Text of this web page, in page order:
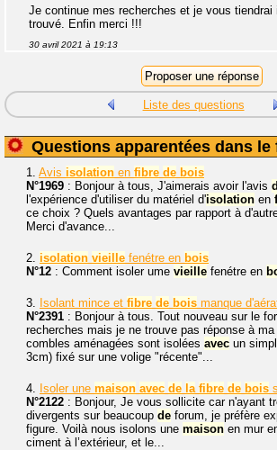
Je continue mes recherches et je vous tiendrai
trouvé. Enfin merci !!!
30 avril 2021 à 19:13
Liste des questions
Questions apparentées dans
1. Avis isolation en fibre de bois
N°1969 : Bonjour à tous, J'aimerais avoir l'avis
l'expérience d'utiliser du matériel d'isolation en
ce choix ? Quels avantages par rapport à
Merci d'avance...
2. isolation vieille fenétre en bois
N°12 : Comment isoler ume vieille fenétre en
3. Isolant mince et fibre de bois manque
N°2391 : Bonjour à tous. Tout nouveau sur le
recherches mais je ne trouve pas réponse à
combles aménagées sont isolées avec un
3cm) fixé sur une volige "récente"...
4. Isoler une maison avec de la fibre de bois
N°2122 : Bonjour, Je vous sollicite car n'ayant
divergents sur beaucoup de forum, je préfère
figure. Voilà nous isolons une maison en mur
ciment à l’extérieur, et le...